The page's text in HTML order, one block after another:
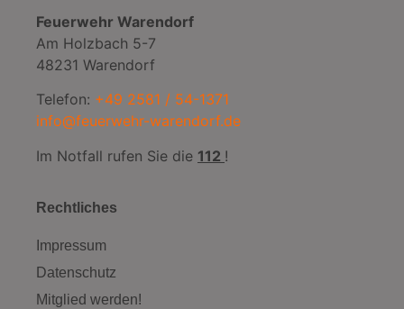
Feuerwehr Warendorf
Am Holzbach 5-7
48231 Warendorf
Telefon: +49 2581 / 54-1371
info@feuerwehr-warendorf.de
Im Notfall rufen Sie die 112 !
Rechtliches
Impressum
Datenschutz
Mitglied werden!